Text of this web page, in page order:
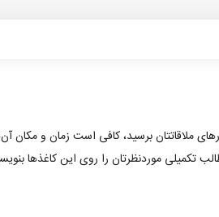
تکمیلی موردنظرتان را روی این کاغذها